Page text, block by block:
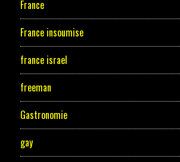
France
France insoumise
france israel
freeman
Gastronomie
gay